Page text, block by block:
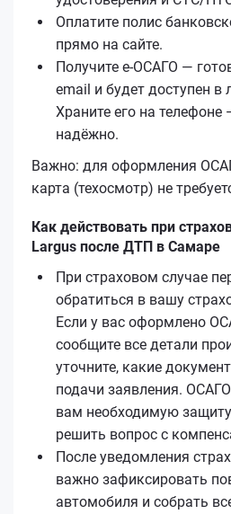
Оплатите полис
прямо на сайте.
Получите е‑ОСАГО —
email и будет доступен в
Храните его на телефоне
надёжно.
Важно: для оформления
карта (техосмотр) не
Как действовать при
Largus после ДТП в Самаре
При страховом случае
обратиться в вашу
Если у вас оформлено
сообщите все детали
уточните, какие
подачи заявления.
вам необходимую
решить вопрос с
После уведомления
важно зафиксировать
автомобиля и собрать